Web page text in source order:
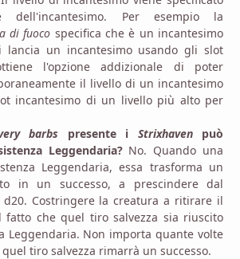
dell'incantesimo. Per esempio la
di fuoco specifica che è un incantesimo
lancia un incantesimo usando gli slot
l'opzione addizionale di poter
il livello di un incantesimo
incantesimo di un livello più alto per
barbs presente i Strixhavenpuò
Leggendaria?No. Quando una
Leggendaria, essa trasforma un
in un successo, a prescindere dal
Costringere la creatura a ritirare il
che quel tiro salvezza sia riuscito
Leggendaria. Non importa quante volte
tiro salvezza rimarrà un successo.